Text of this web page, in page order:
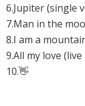
6.Jupiter (single
7.Man in the
8.I am a
9.All my love
10.👋